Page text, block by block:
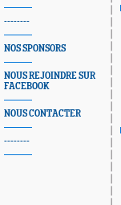
--------
NOS SPONSORS
NOUS REJOINDRE SUR
FACEBOOK
NOUS CONTACTER
--------